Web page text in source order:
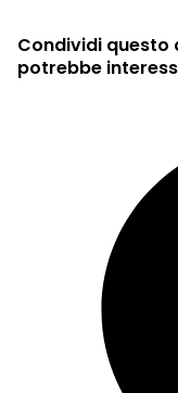
Condividi questo
potrebbe